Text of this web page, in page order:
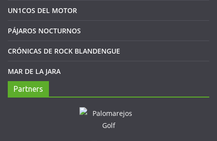
UN1COS DEL MOTOR
PÁJAROS NOCTURNOS
CRÓNICAS DE ROCK BLANDENGUE
MAR DE LA JARA
Partners